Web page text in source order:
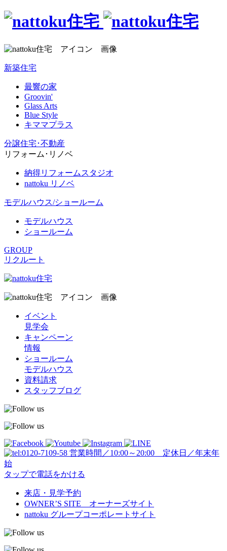
新築住宅
最響の家
Groovin'
Glass Arts
Blue Style
キママプラス
分譲住宅･不動産
リフォーム･リノベ
納得リフォームスタジオ
nattoku リノベ
モデルハウス/ショールーム
モデルハウス
ショールーム
GROUP
リクルート
イベント
見学会
キャンペーン
情報
ショールーム
モデルハウス
資料請求
スタッフブログ
営業時間／10:00～20:00 定休日／年末年
始
タップで電話をかける
来店・見学予約
OWNER’S SITE オーナーズサイト
nattoku グループコーポレートサイト